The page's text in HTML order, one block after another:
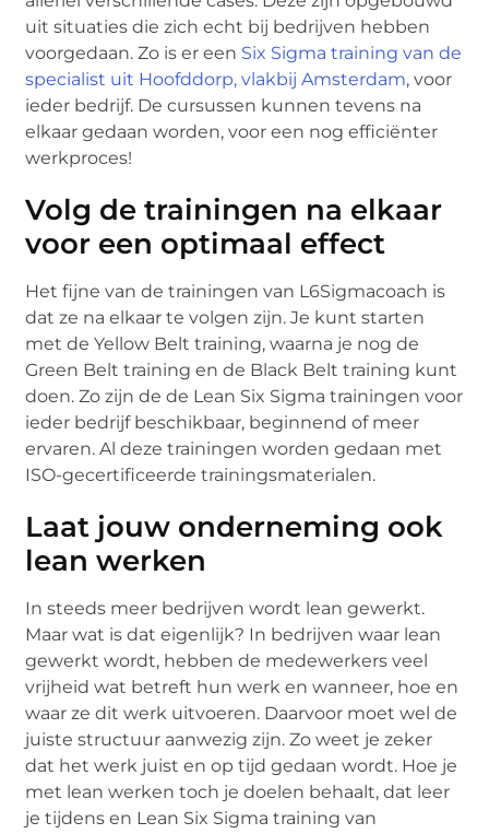
uit situaties die zich echt bij bedrijven hebben
voorgedaan. Zo is er een Six Sigma training van de
specialist uit Hoofddorp, vlakbij Amsterdam, voor
ieder bedrijf. De cursussen kunnen tevens na
elkaar gedaan worden, voor een nog efficiënter
werkproces!
Volg de trainingen na elkaar
voor een optimaal effect
Het fijne van de trainingen van L6Sigmacoach is
dat ze na elkaar te volgen zijn. Je kunt starten
met de Yellow Belt training, waarna je nog de
Green Belt training en de Black Belt training kunt
doen. Zo zijn de de Lean Six Sigma trainingen voor
ieder bedrijf beschikbaar, beginnend of meer
ervaren. Al deze trainingen worden gedaan met
ISO-gecertificeerde trainingsmaterialen.
Laat jouw onderneming ook
lean werken
In steeds meer bedrijven wordt lean gewerkt.
Maar wat is dat eigenlijk? In bedrijven waar lean
gewerkt wordt, hebben de medewerkers veel
vrijheid wat betreft hun werk en wanneer, hoe en
waar ze dit werk uitvoeren. Daarvoor moet wel de
juiste structuur aanwezig zijn. Zo weet je zeker
dat het werk juist en op tijd gedaan wordt. Hoe je
met lean werken toch je doelen behaalt, dat leer
je tijdens en Lean Six Sigma training van